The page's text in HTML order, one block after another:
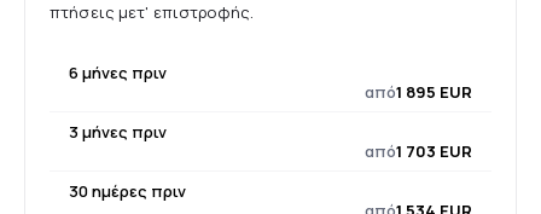
πτήσεις μετ' επιστροφής.
6 μήνες πριν
από1 895 EUR
3 μήνες πριν
από1 703 EUR
30 ημέρες πριν